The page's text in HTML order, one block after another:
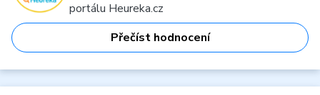
portálu Heureka.cz
Přečíst hodnocení